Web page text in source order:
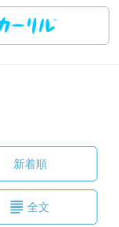
新着順
全文